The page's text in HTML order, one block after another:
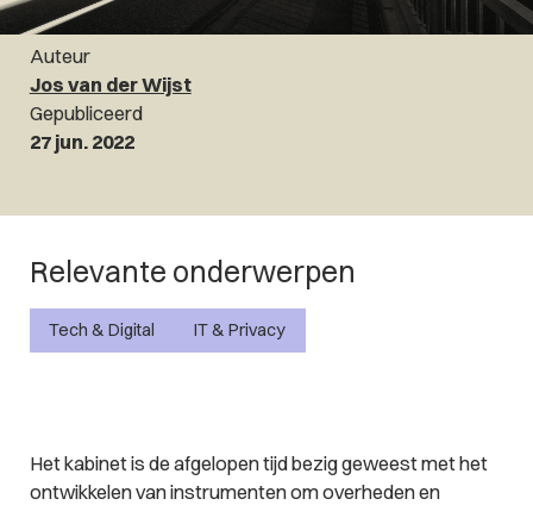
Auteur
Jos van der Wijst
Gepubliceerd
27 jun. 2022
Relevante onderwerpen
Tech & Digital IT & Privacy
Het kabinet is de afgelopen tijd bezig geweest met het
ontwikkelen van instrumenten om overheden en